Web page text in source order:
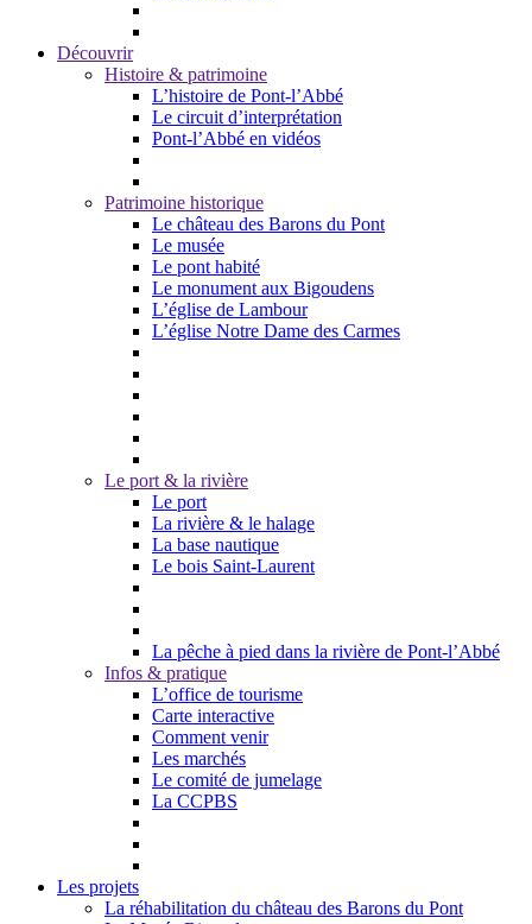
Découvrir
Histoire & patrimoine
L’histoire de Pont-l’Abbé
Le circuit d’interprétation
Pont-l’Abbé en vidéos
Patrimoine historique
Le château des Barons du Pont
Le musée
Le pont habité
Le monument aux Bigoudens
L’église de Lambour
L’église Notre Dame des Carmes
Le port & la rivière
Le port
La rivière & le halage
La base nautique
Le bois Saint-Laurent
La pêche à pied dans la rivière de Pont-l’Abbé
Infos & pratique
L’office de tourisme
Carte interactive
Comment venir
Les marchés
Le comité de jumelage
La CCPBS
Les projets
La réhabilitation du château des Barons du Pont